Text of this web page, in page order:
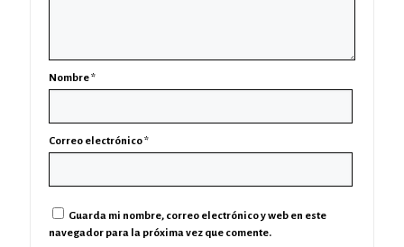
Nombre*
Correo electrónico*
Guarda mi nombre, correo electrónico y web en este
navegador para la próxima vez que comente.